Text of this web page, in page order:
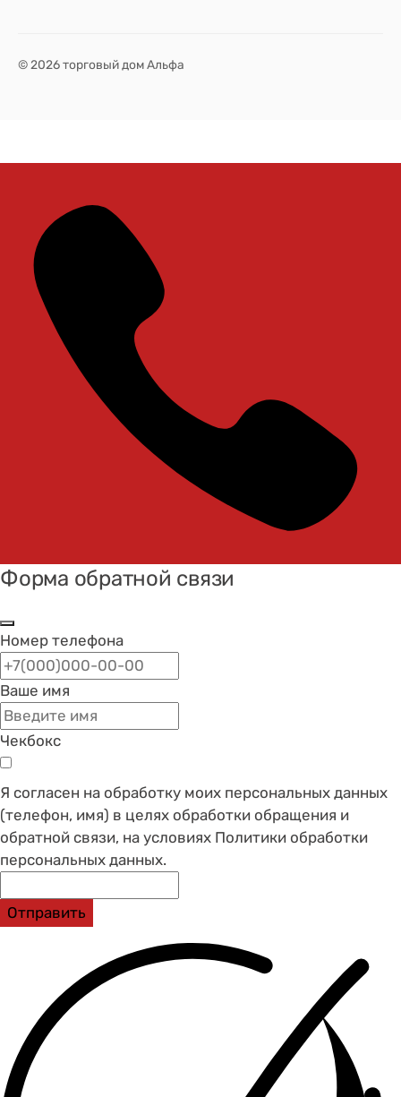
© 2026 торговый дом Альфа
Форма обратной связи
Номер телефона
Ваше имя
Чекбокс
Я согласен на обработку моих персональных данных
(телефон, имя) в целях обработки обращения и
обратной связи, на условиях Политики обработки
персональных данных.
Отправить